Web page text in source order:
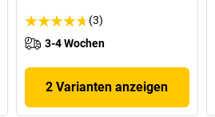
(3)
3-4 Wochen
2 Varianten anzeigen